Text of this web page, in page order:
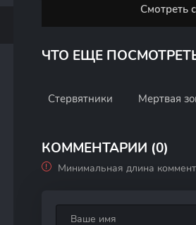
Смотреть
ЧТО ЕЩЕ
Стервятники Мертвая
КОММЕНТАРИИ (0)
Минимальная длина